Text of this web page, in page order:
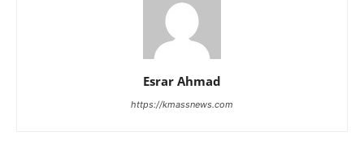
Esrar Ahmad
https://kmassnews.com